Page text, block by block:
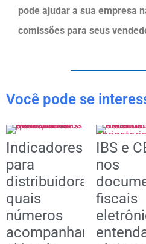
pode ajudar a sua empresa
comissões para seus
Você pode se
Indicadores
para
distribuidoras:
quais
números
acompanhar
IBS e
nos
fiscais